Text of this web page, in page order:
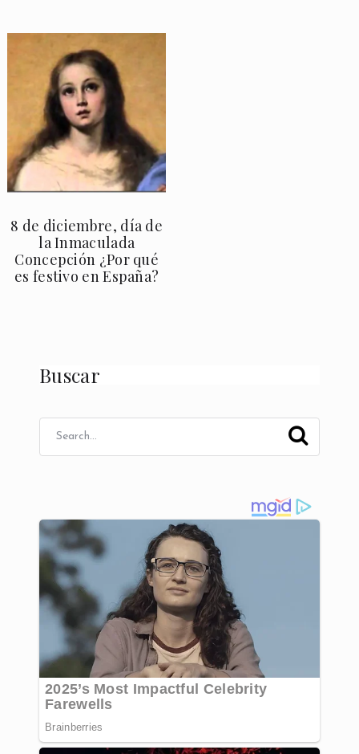
8 de diciembre, día de
la Inmaculada
Concepción ¿Por qué
es festivo en España?
Buscar